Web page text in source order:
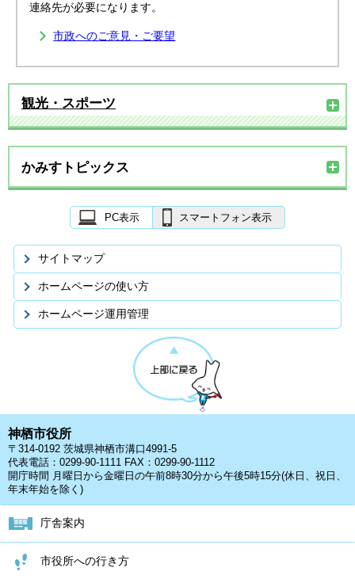
連絡先が必要になります。
市政へのご意見・ご要望
観光・スポーツ
かみすトピックス
PC表示 スマートフォン表示
サイトマップ
ホームページの使い方
ホームページ運用管理
神栖市役所
〒314-0192 茨城県神栖市溝口4991-5
代表電話：0299-90-1111 FAX：0299-90-1112
開庁時間 月曜日から金曜日の午前8時30分から午後5時15分(休日、祝日、
年末年始を除く)
庁舎案内
市役所への行き方